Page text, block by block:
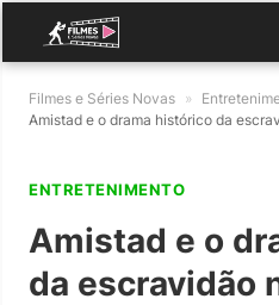
Filmes e Séries Novas »
Amistad e o drama histórico da
ENTRETENIMENTO
Amistad e o
da escravidão